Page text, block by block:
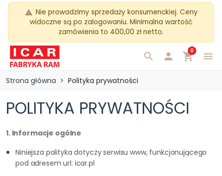
warning Nie prowadzimy sprzedaży konsumenckiej. Ceny
widoczne są po zalogowaniu. Minimalna wartość
zamówienia to 400,00 zł netto.
menu
search  shopping_cart
0
Strona główna Polityka prywatności
POLITYKA PRYWATNOŚCI
1. Informacje ogólne
Niniejsza polityka dotyczy serwisu www, funkcjonującego
pod adresem url: icar.pl